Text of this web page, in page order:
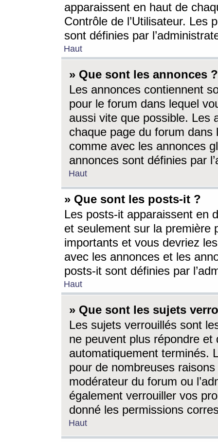
apparaissent en haut de
Contrôle de l’Utilisateur. Les
sont définies par
Haut
» Que sont les annonces ?
Les annonces contiennent
pour le forum dans lequel
aussi vite que possible. Les
chaque page du forum dans
comme avec les annonces
annonces sont définies par
Haut
» Que sont les posts-it ?
Les posts-it apparaissent en
et seulement sur la première
importants et vous devriez
avec les annonces et les
posts-it sont définies par
Haut
» Que sont les sujets
Les sujets verrouillés sont
ne peuvent plus répondre
automatiquement terminés.
pour de nombreuses
modérateur du forum ou
également verrouiller vos
donné les permissions
Haut